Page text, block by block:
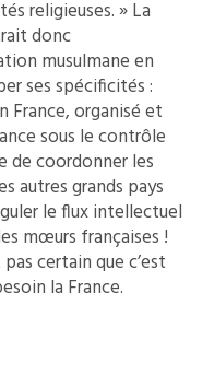
religieuses. » La
donc
musulmane en
ses spécificités :
France, organisé et
sous le contrôle
de coordonner les
autres grands pays
le flux intellectuel
mœurs françaises !
certain que c’est
la France.